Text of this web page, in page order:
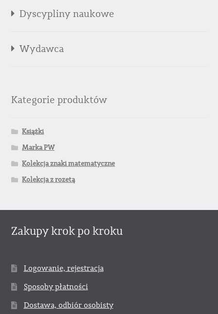
Dyscypliny naukowe
Wydawca
Kategorie produktów
Książki
Marka PW
Kolekcja znaki matematyczne
Kolekcja z rozetą
Zakupy krok po kroku
Logowanie, rejestracja
Sposoby płatności
Dostawa, odbiór osobisty